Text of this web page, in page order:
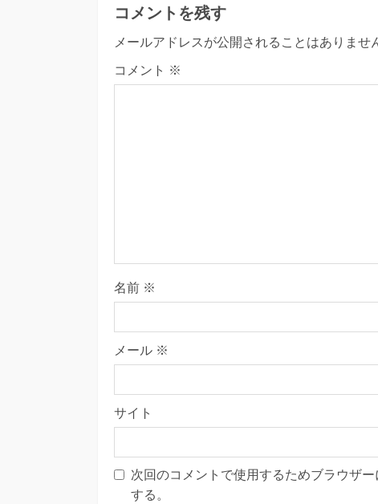
コメントを残す
メールアドレスが公開されることはありませ
コメント ※
名前 ※
メール ※
サイト
次回のコメントで使用するためブラウザ
する。